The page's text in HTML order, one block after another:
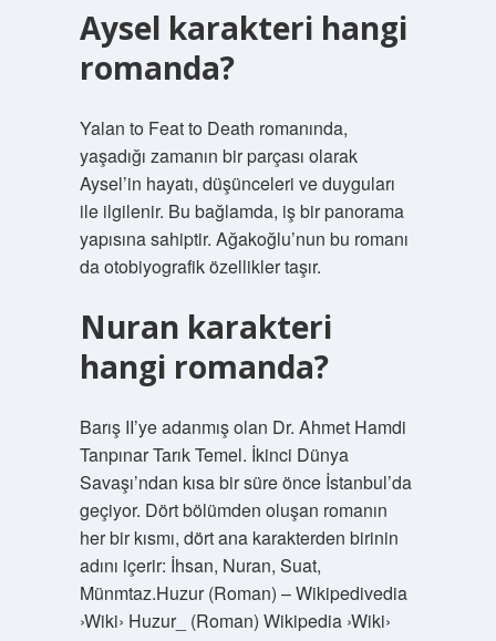
Aysel karakteri hangi
romanda?
Yalan to Feat to Death romanında,
yaşadığı zamanın bir parçası olarak
Aysel’in hayatı, düşünceleri ve duyguları
ile ilgilenir. Bu bağlamda, iş bir panorama
yapısına sahiptir. Ağakoğlu’nun bu romanı
da otobiyografik özellikler taşır.
Nuran karakteri
hangi romanda?
Barış II’ye adanmış olan Dr. Ahmet Hamdi
Tanpınar Tarık Temel. İkinci Dünya
Savaşı’ndan kısa bir süre önce İstanbul’da
geçiyor. Dört bölümden oluşan romanın
her bir kısmı, dört ana karakterden birinin
adını içerir: İhsan, Nuran, Suat,
Münmtaz.Huzur (Roman) – Wikipedivedia
›Wiki› Huzur_ (Roman) Wikipedia ›Wiki›